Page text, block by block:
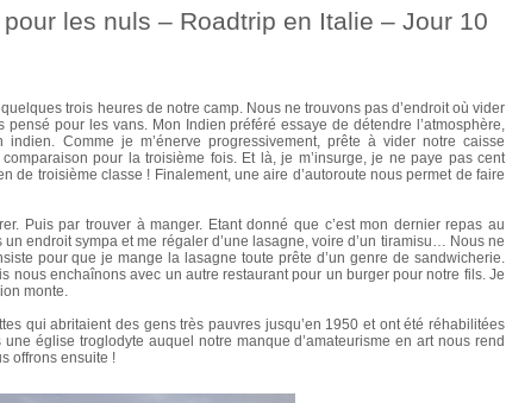
les nuls – Roadtrip en Italie – Jour 10
trois heures de notre camp. Nous ne trouvons pas d’endroit où vider
pensé pour les vans. Mon Indien préféré essaye de détendre l’atmosphère,
Comme je m’énerve progressivement, prête à vider notre caisse
pour la troisième fois. Et là, je m’insurge, je ne paye pas cent
de troisième classe ! Finalement, une aire d’autoroute nous permet de faire
Puis par trouver à manger. Etant donné que c’est mon dernier repas au
endroit sympa et me régaler d’une lasagne, voire d’un tiramisu… Nous ne
pour que je mange la lasagne toute prête d’un genre de sandwicherie.
nous enchaînons avec un autre restaurant pour un burger pour notre fils. Je
monte.
qui abritaient des gens très pauvres jusqu’en 1950 et ont été réhabilitées
église troglodyte auquel notre manque d’amateurisme en art nous rend
offrons ensuite !